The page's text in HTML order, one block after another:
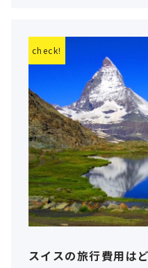
スイスの旅行費用は